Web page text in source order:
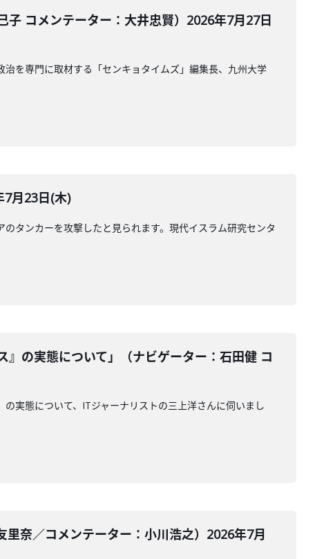
子 コメンテーター：大井忠賢）2026年7月27日
を専門に取材する「センキョタイムズ」編集長、九州大学
7月23日(木)
タンカーを攻撃したと見られます。現代イスラム研究センタ
』の実態について」（ナビゲーター：石田健 コ
実態について、ITジャーナリストの三上洋さんに伺いまし
里奈／コメンテーター：小川浩之）2026年7月